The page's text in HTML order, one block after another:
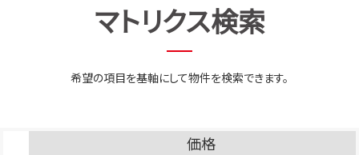
マトリクス検索
希望の項目を基軸にして物件を検索できます。
価格